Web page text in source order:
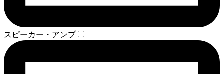
スピーカー・アンプ